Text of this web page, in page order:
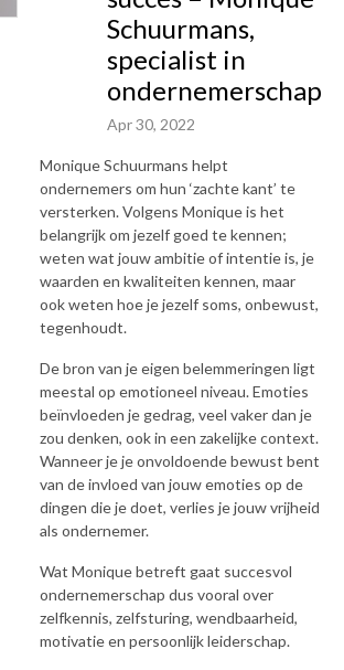
Schuurmans,
specialist in
ondernemerschap
Apr 30, 2022
Monique Schuurmans helpt
ondernemers om hun ‘zachte kant’ te
versterken. Volgens Monique is het
belangrijk om jezelf goed te kennen;
weten wat jouw ambitie of intentie is, je
waarden en kwaliteiten kennen, maar
ook weten hoe je jezelf soms, onbewust,
tegenhoudt.
De bron van je eigen belemmeringen ligt
meestal op emotioneel niveau. Emoties
beïnvloeden je gedrag, veel vaker dan je
zou denken, ook in een zakelijke context.
Wanneer je je onvoldoende bewust bent
van de invloed van jouw emoties op de
dingen die je doet, verlies je jouw vrijheid
als ondernemer.
Wat Monique betreft gaat succesvol
ondernemerschap dus vooral over
zelfkennis, zelfsturing, wendbaarheid,
motivatie en persoonlijk leiderschap.